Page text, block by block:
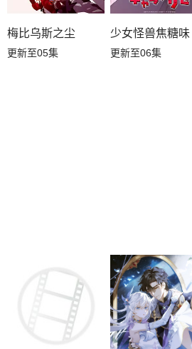
梅比乌斯之尘
更新至05集
少女怪兽焦糖味
更新至06集